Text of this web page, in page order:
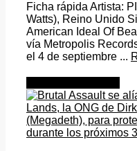
Ficha rápida Artista:
Watts), Reino Unido
American Ideal Of
vía Metropolis
el 4 de septiembre ...